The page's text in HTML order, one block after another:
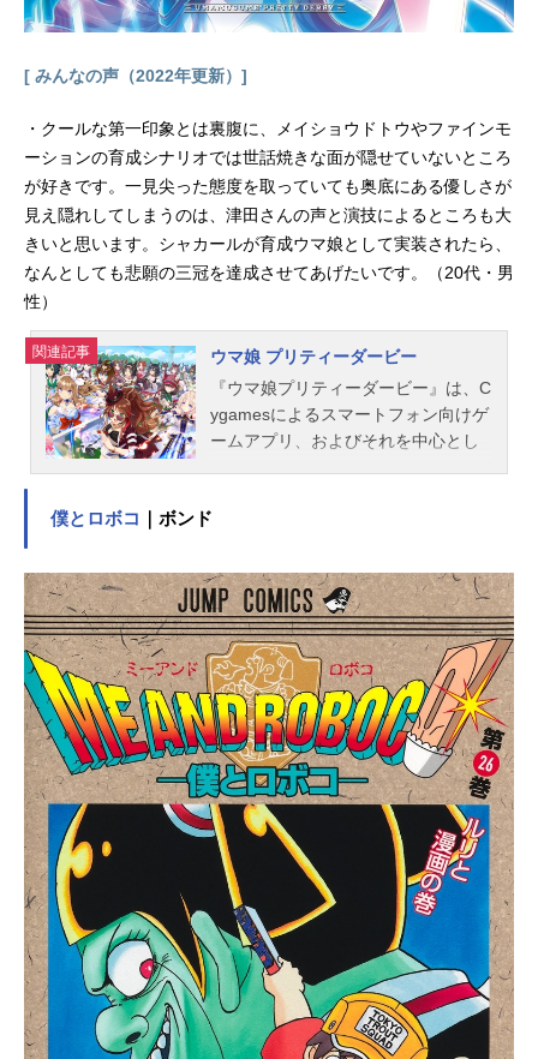
井恵理子川島瑞樹：東山奈央神崎蘭
喜多見柚：武田羅梨沙多胡木村夏
希黒埼ちとせ：佐倉薫古賀小春：小
森結梨輿水幸子：竹達彩奈小関麗
奈：長野佑紀小早川紗枝：立花理香
小日向美穂：津田美波西園寺琴歌：
安齋由香里...
[ みんなの声（2022年更新）]
・クールな第一印象とは裏腹に、メイショウドトウやファインモ
ーションの育成シナリオでは世話焼きな面が隠せていないところ
が好きです。一見尖った態度を取っていても奥底にある優しさが
見え隠れしてしまうのは、津田さんの声と演技によるところも大
きいと思います。シャカールが育成ウマ娘として実装されたら、
なんとしても悲願の三冠を達成させてあげたいです。（20代・男
性）
関連記事
ウマ娘 プリティーダービー
『ウマ娘プリティーダービー』は、C
ygamesによるスマートフォン向けゲ
ームアプリ、およびそれを中心とし
ビー』のキャスト声優、スタッフ、
僕とロボコ ｜ボンド